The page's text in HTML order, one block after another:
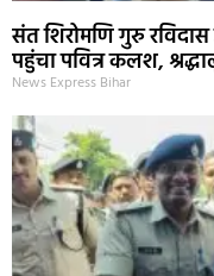
संत शिरोमणि गुरु
पहुंचा पवित्र कलश,
News Express Bihar